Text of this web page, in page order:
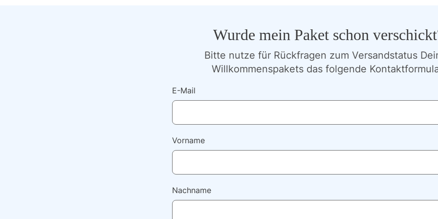
Wurde mein Paket schon
Bitte nutze für Rückfragen zum Versandstatus
Willkommenspakets das folgende
E-Mail
Vorname
Nachname